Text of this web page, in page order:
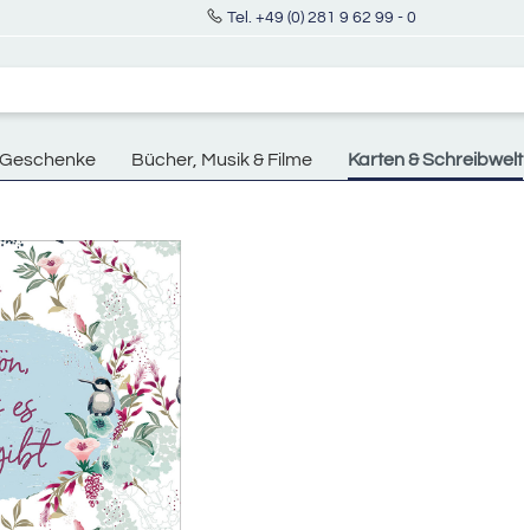
Tel. +49 (0) 281 9 62 99 - 0
Geschenke Bücher, Musik & Filme Karten & Schreibwelt